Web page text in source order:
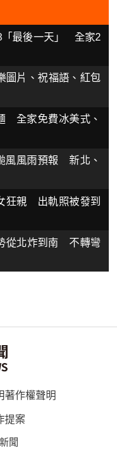
「最後一天」 全家2
圖片、祝福語、紅包
全家免費冰美式、
風風雨預報 新北、
狂親 出軌照被發到
從北炸到南 不轉彎
著作權聲明
提案
聞